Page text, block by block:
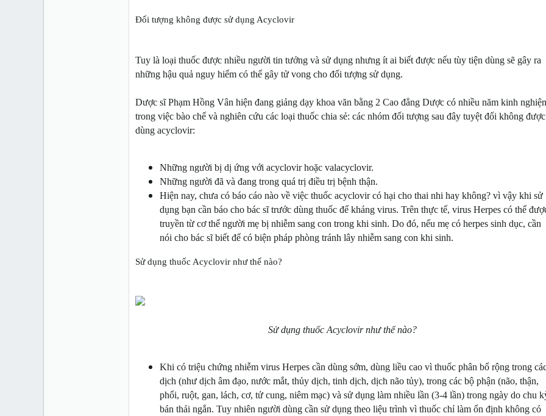
Đối tượng không được sử dụng Acyclovir
Tuy là loại thuốc được nhiều người tin tưởng và sử dụng nhưng ít ai biết được nếu tùy tiện dùng sẽ gây ra
những hậu quả nguy hiểm có thể gây tử vong cho đối tượng sử dụng.
Dược sĩ Phạm Hồng Vân hiện đang giảng dạy khoa văn bằng 2 Cao đẳng Dược có nhiều năm kinh
trong việc bào chế và nghiên cứu các loại thuốc chia sẻ: các nhóm đối tượng sau đây tuyệt đối không được
dùng acyclovir:
Những người bị dị ứng với acyclovir hoặc valacyclovir.
Những người đã và đang trong quá trị điều trị bệnh thận.
Hiện nay, chưa có báo cáo nào về việc thuốc acyclovir có hại cho thai nhi hay không? vì vậy khi sử
dụng bạn cần báo cho bác sĩ trước dùng thuốc để kháng virus. Trên thực tế, virus Herpes có thể
truyền từ cơ thể người mẹ bị nhiễm sang con trong khi sinh. Do đó, nếu mẹ có herpes sinh dục, cần
nói cho bác sĩ biết để có biện pháp phòng tránh lây nhiễm sang con khi sinh.
Sử dụng thuốc Acyclovir như thế nào?
Sử dụng thuốc Acyclovir như thế nào?
Khi có triệu chứng nhiễm virus Herpes cần dùng sớm, dùng liều cao vì thuốc phân bổ rộng trong
dịch (như dịch âm đạo, nước mắt, thủy dịch, tinh dịch, dịch não tủy), trong các bộ phận (não, thận,
phổi, ruột, gan, lách, cơ, tử cung, niêm mạc) và sử dụng làm nhiều lần (3-4 lần) trong ngày do chu
bán thải ngắn. Tuy nhiên người dùng cần sử dụng theo liệu trình vì thuốc chỉ làm ổn định không có